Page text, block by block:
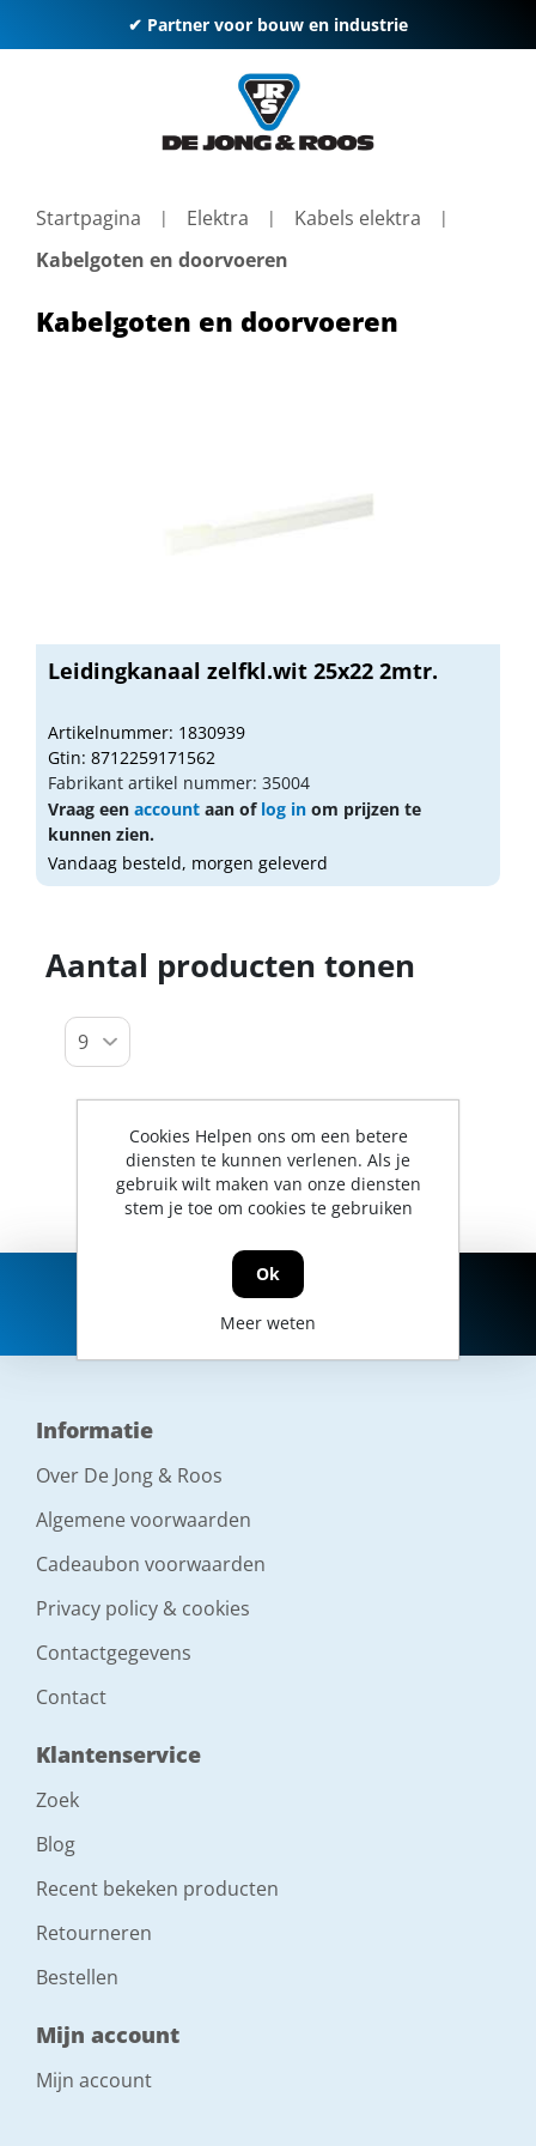
✔ Partner voor bouw en industrie
Startpagina Elektra
Kabels elektra
Kabelgoten en doorvoeren
Kabelgoten en doorvoeren
Leidingkanaal zelfkl.wit 25x22 2mtr.
Artikelnummer: 1830939
Gtin: 8712259171562
Fabrikant artikel nummer: 35004
Vraag een account aan of log in om prijzen te
kunnen zien.
Vandaag besteld, morgen geleverd
Aantal producten tonen
Informatie
Over De Jong & Roos
Algemene voorwaarden
Cadeaubon voorwaarden
Privacy policy & cookies
Contactgegevens
Contact
Klantenservice
Zoek
Blog
Recent bekeken producten
Retourneren
Bestellen
Mijn account
Mijn account
Cookies Helpen ons om een betere
diensten te kunnen verlenen. Als je
gebruik wilt maken van onze diensten
stem je toe om cookies te gebruiken
Ok
Meer weten